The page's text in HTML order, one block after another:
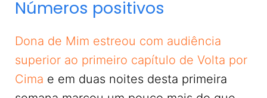
Números positivos
Dona de Mim estreou com audiência
superior ao primeiro capítulo de Volta por
Cima e em duas noites desta primeira